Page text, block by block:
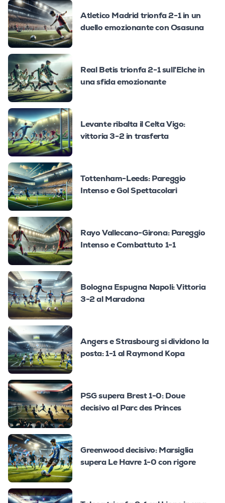
Atletico Madrid trionfa 2-1 in un
duello emozionante con Osasuna
Real Betis trionfa 2-1 sull'Elche in
una sfida emozionante
Levante ribalta il Celta Vigo:
vittoria 3-2 in trasferta
Tottenham-Leeds: Pareggio
Intenso e Gol Spettacolari
Rayo Vallecano-Girona: Pareggio
Intenso e Combattuto 1-1
Bologna Espugna Napoli: Vittoria
3-2 al Maradona
Angers e Strasbourg si dividono la
posta: 1-1 al Raymond Kopa
PSG supera Brest 1-0: Doue
decisivo al Parc des Princes
Greenwood decisivo: Marsiglia
supera Le Havre 1-0 con rigore